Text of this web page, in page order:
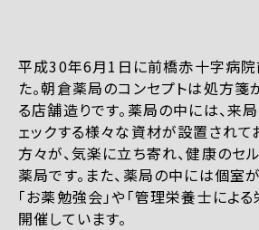
平成30年6月1日に前橋赤十字病院
た。朝倉薬局のコンセプトは処方箋
る店舗造りです。薬局の中には、来
ェックする様々な資材が設置されて
方々が、気楽に立ち寄れ、健康のセ
薬局です。また、薬局の中には個室
「お薬勉強会」や「管理栄養士によ
開催しています。